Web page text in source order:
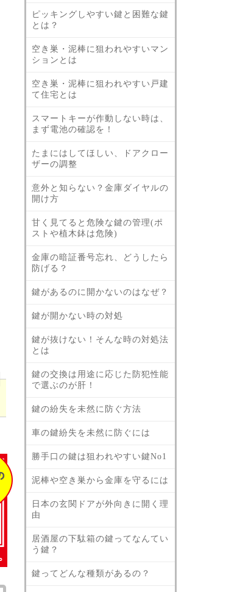
ピッキングしやすい鍵と困難な鍵
とは？
空き巣・泥棒に狙われやすいマン
ションとは
空き巣・泥棒に狙われやすい戸建
て住宅とは
スマートキーが作動しない時は、
まず電池の確認を！
たまにはしてほしい、ドアクロー
ザーの調整
意外と知らない？金庫ダイヤルの
開け方
甘く見てると危険な鍵の管理(ポ
ストや植木鉢は危険)
金庫の暗証番号忘れ、どうしたら
防げる？
鍵があるのに開かないのはなぜ？
鍵が開かない時の対処
鍵が抜けない！そんな時の対処法
とは
鍵の交換は用途に応じた防犯性能
で選ぶのが肝！
鍵の紛失を未然に防ぐ方法
車の鍵紛失を未然に防ぐには
勝手口の鍵は狙われやすい鍵No1
泥棒や空き巣から金庫を守るには
日本の玄関ドアが外向きに開く理
由
居酒屋の下駄箱の鍵ってなんてい
う鍵？
鍵ってどんな種類があるの？